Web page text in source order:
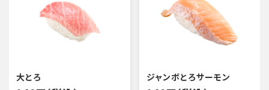
大とろ ジャンボとろサーモン